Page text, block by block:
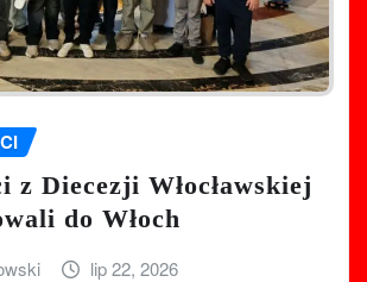
Diecezji Włocławskiej
do Włoch
lip 22, 2026